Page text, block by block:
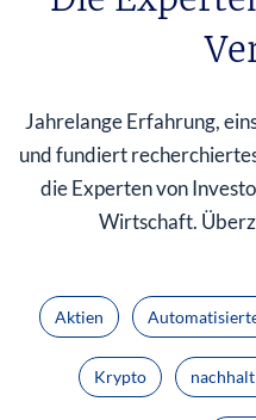
Jahrelange Erfahrung,
und fundiert
die Experten von
Wirtschaft.
Aktien
Krypto